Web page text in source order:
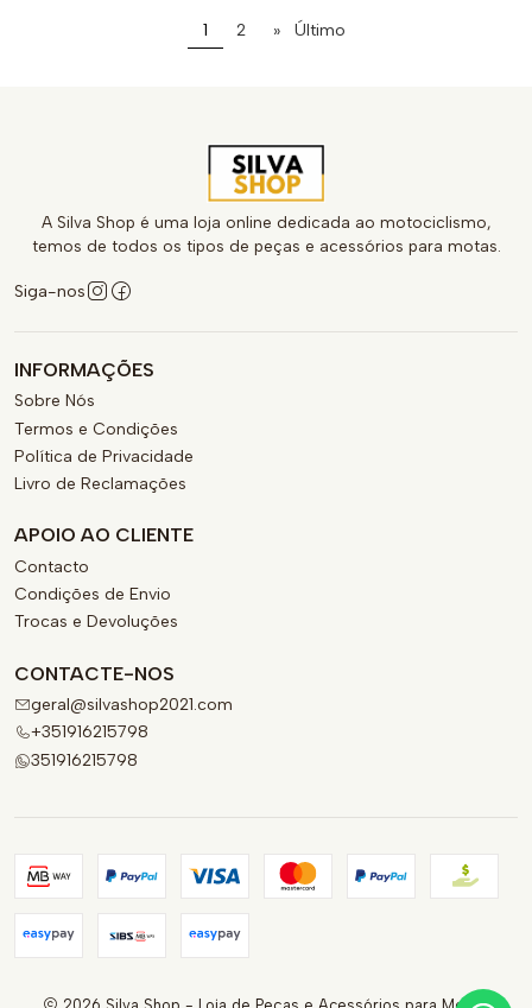
1 2 » Último
A Silva Shop é uma loja online dedicada ao motociclismo,
temos de todos os tipos de peças e acessórios para motas.
Siga-nos
INFORMAÇÕES
Sobre Nós
Termos e Condições
Política de Privacidade
Livro de Reclamações
APOIO AO CLIENTE
Contacto
Condições de Envio
Trocas e Devoluções
CONTACTE-NOS
geral@silvashop2021.com
+351916215798
351916215798